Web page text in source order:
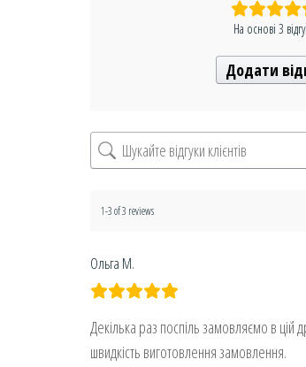
На основі 3
Додати
1-3 of 3 reviews
Ольга М.
Декілька раз поспіль замовляємо в цій
швидкість виготовлення замовлення.